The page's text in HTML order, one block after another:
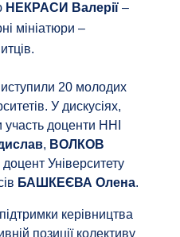
НЕКРАСИ Валерії–
мініатюри –
20 молодих
У дискусіях,
доценти ННІ
, ВОЛКОВ
доцент Університету
БАШКЕЄВА Олена.
керівництва
позиції колективу